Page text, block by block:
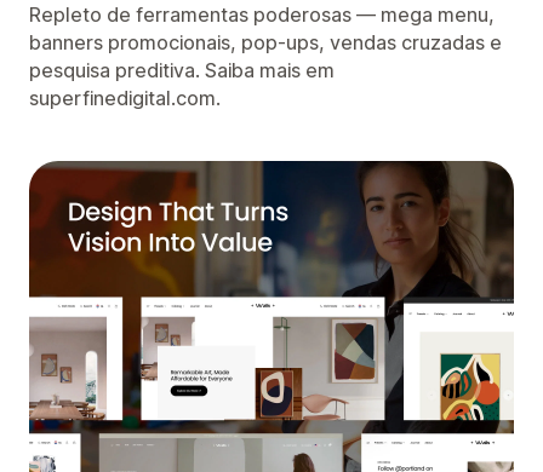
Repleto de ferramentas poderosas — mega menu,
banners promocionais, pop-ups, vendas cruzadas e
pesquisa preditiva. Saiba mais em
superfinedigital.com.